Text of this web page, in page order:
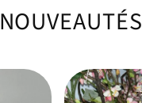
NOUVEAUTÉS